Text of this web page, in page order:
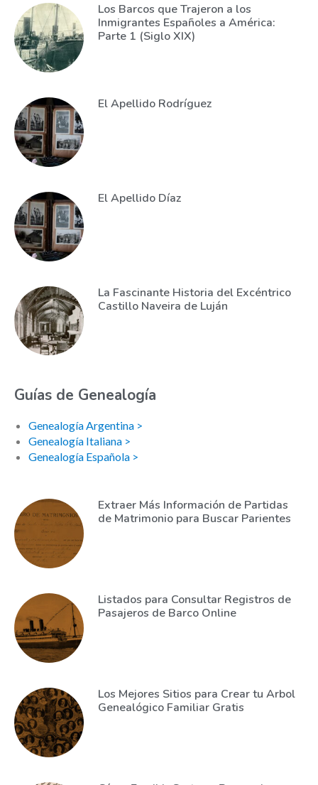
Los Barcos que Trajeron a los
Inmigrantes Españoles a América:
Parte 1 (Siglo XIX)
El Apellido Rodríguez
El Apellido Díaz
La Fascinante Historia del Excéntrico
Castillo Naveira de Luján
Guías de Genealogía
Genealogía Argentina >
Genealogía Italiana >
Genealogía Española >
Extraer Más Información de Partidas
de Matrimonio para Buscar Parientes
Listados para Consultar Registros de
Pasajeros de Barco Online
Los Mejores Sitios para Crear tu Arbol
Genealógico Familiar Gratis